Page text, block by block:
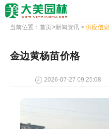
当前位置： 首页>新闻资讯> 供应信息
金边黄杨苗价格
2026-07-27 09:25:08